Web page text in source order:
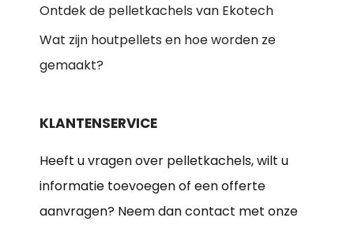
Ontdek de pelletkachels van Ekotech
Wat zijn houtpellets en hoe worden ze
gemaakt?
KLANTENSERVICE
Heeft u vragen over pelletkachels, wilt u
informatie toevoegen of een offerte
aanvragen? Neem dan contact met onze